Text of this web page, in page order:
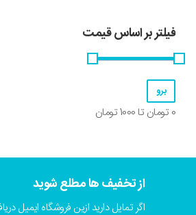
فیلتر بر اساس قیمت
0 تومان تا 1000تومان
از تخفیف ها مطلع شوید
اگر تمایل دارید ازین فروشگاه ایمیل